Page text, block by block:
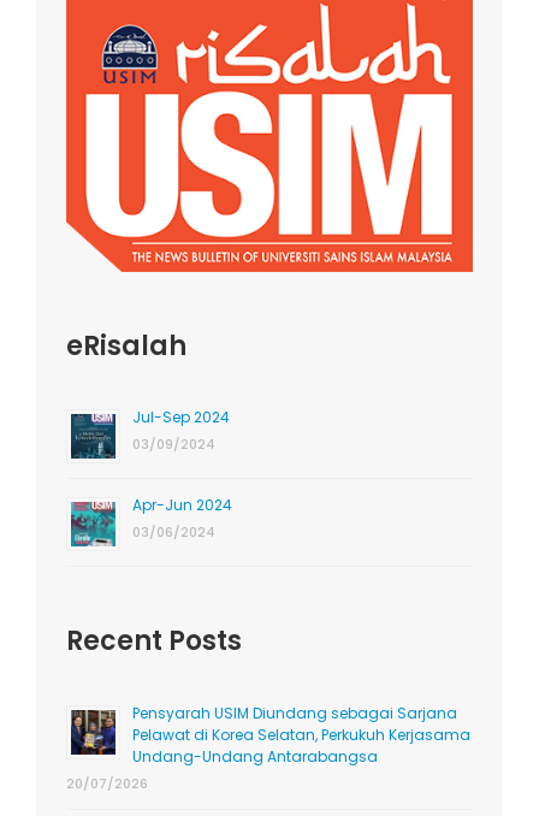
eRisalah
Jul-Sep 2024
03/09/2024
Apr-Jun 2024
03/06/2024
Recent Posts
Pensyarah USIM Diundang sebagai Sarjana
Pelawat di Korea Selatan, Perkukuh Kerjasama
Undang-Undang Antarabangsa
20/07/2026